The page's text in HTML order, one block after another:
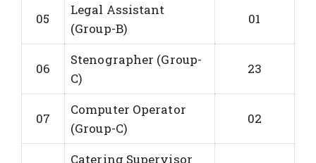
05
Legal Assistant
(Group-B)
01
06
Stenographer (Group-
C)
23
07
Computer Operator
(Group-C)
02
Catering Supervisor